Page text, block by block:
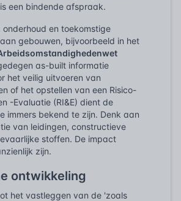
een bindende afspraak.
onderhoud en toekomstige
gebouwen, bijvoorbeeld in het
as-built informatie
het veilig uitvoeren van
of het opstellen van een Risico-
-Evaluatie (RI&E) dient de
immers bekend te zijn. Denk aan
van leidingen, constructieve
stoffen. De impact
zijn.
ontwikkeling
het vastleggen van de 'zoals